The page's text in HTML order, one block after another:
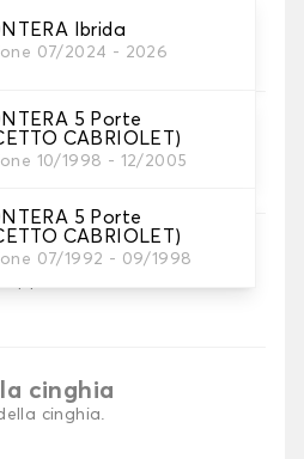
Ibrida
07/2024 - 2026
5 Porte
CABRIOLET)
10/1998 - 12/2005
5 Porte
CABRIOLET)
07/1992 - 09/1998
tappetini auto
di tappetini per auto
auto.
cinghia
cinghia.